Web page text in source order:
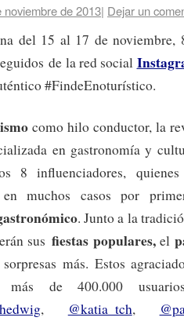
noviembre de 2013| Dejar un
del 15 al 17 de noviembre,
de la red social
#FindeEnoturístico.
como hilo conductor, la
en gastronomía y
8 influenciadores,
en muchos casos por
. Junto a la
susfiestas populares,el
más. Estos
de 400.000
, @katia_tch,